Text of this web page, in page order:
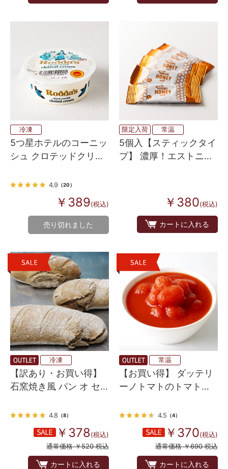
冷凍
5つ星ホテルのコーニッ
シュ クロテッドクリー
4.9 （20）
￥389(税込)
売り切れました
限定入荷 常温
5個入【スティックタイ
プ】 濃厚！エストニア
￥380(税込)
カートに入れる
冷凍
【訳あり・お買い得】
石窯焼き風 パン オ セ
4.8 （8）
￥378(税込)
通常価格 ￥520 税込
カートに入れる
常温
【お買い得】 ダッテリ
ーノトマトのトマトジ
400ｇ
4.5 （4）
￥370(税込)
通常価格 ￥690 税込
カートに入れる